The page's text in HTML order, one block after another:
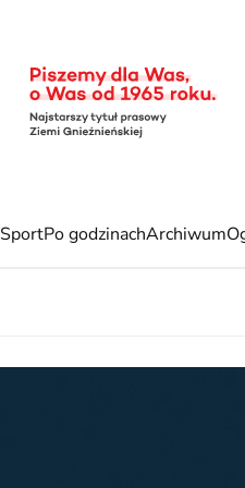
SportPo godzinachArchiwum